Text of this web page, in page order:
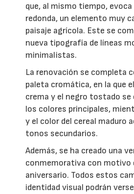
que, al mismo tiempo, evoca
redonda, un elemento muy
paisaje agrícola. Este se
nueva tipografía de líneas
minimalistas.
La renovación se completa
paleta cromática, en la que
crema y el negro tostado
los colores principales,
y el color del cereal maduro
tonos secundarios.
Además, se ha creado una
conmemorativa con motivo
aniversario. Todos estos
identidad visual podrán